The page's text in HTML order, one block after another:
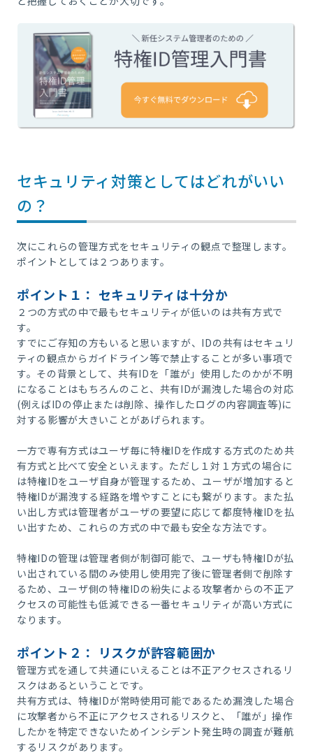
セキュリティ対策としてはどれがいい
の？
次にこれらの管理方式をセキュリティの観点で整理します。
ポイントとしては２つあります。
ポイント１： セキュリティは十分か
２つの方式の中で最もセキュリティが低いのは共有方式で
す。
すでにご存知の方もいると思いますが、IDの共有はセキュリ
ティの観点からガイドライン等で禁止することが多い事項で
す。その背景として、共有IDを「誰が」使用したのかが不明
になることはもちろんのこと、共有IDが漏洩した場合の対応
(例えばIDの停止または削除、操作したログの内容調査等)に
対する影響が大きいことがあげられます。
一方で専有方式はユーザ毎に特権IDを作成する方式のため共
有方式と比べて安全といえます。ただし１対１方式の場合に
は特権IDをユーザ自身が管理するため、ユーザが増加すると
特権IDが漏洩する経路を増やすことにも繋がります。また払
い出し方式は管理者がユーザの要望に応じて都度特権IDを払
い出すため、これらの方式の中で最も安全な方法です。
特権IDの管理は管理者側が制御可能で、ユーザも特権IDが払
い出されている間のみ使用し使用完了後に管理者側で削除す
るため、ユーザ側の特権IDの紛失による攻撃者からの不正ア
クセスの可能性も低減できる一番セキュリティが高い方式に
なります。
ポイント２： リスクが許容範囲か
管理方式を通して共通にいえることは不正アクセスされるリ
スクはあるということです。
共有方式は、特権IDが常時使用可能であるため漏洩した場合
に攻撃者から不正にアクセスされるリスクと、「誰が」操作
したかを特定できないためインシデント発生時の調査が難航
するリスクがあります。